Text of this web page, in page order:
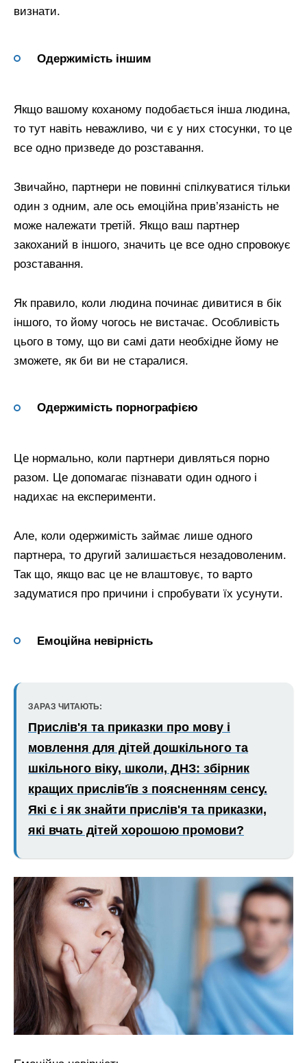
визнати.
Одержимість іншим
Якщо вашому коханому подобається інша людина,
то тут навіть неважливо, чи є у них стосунки, то це
все одно призведе до розставання.
Звичайно, партнери не повинні спілкуватися тільки
один з одним, але ось емоційна прив’язаність не
може належати третій. Якщо ваш партнер
закоханий в іншого, значить це все одно спровокує
розставання.
Як правило, коли людина починає дивитися в бік
іншого, то йому чогось не вистачає. Особливість
цього в тому, що ви самі дати необхідне йому не
зможете, як би ви не старалися.
Одержимість порнографією
Це нормально, коли партнери дивляться порно
разом. Це допомагає пізнавати один одного і
надихає на експерименти.
Але, коли одержимість займає лише одного
партнера, то другий залишається незадоволеним.
Так що, якщо вас це не влаштовує, то варто
задуматися про причини і спробувати їх усунути.
Емоційна невірність
ЗАРАЗ ЧИТАЮТЬ:
Прислів'я та приказки про мову і
мовлення для дітей дошкільного та
шкільного віку, школи, ДНЗ: збірник
кращих прислів'їв з поясненням сенсу.
Які є і як знайти прислів'я та приказки,
які вчать дітей хорошою промови?